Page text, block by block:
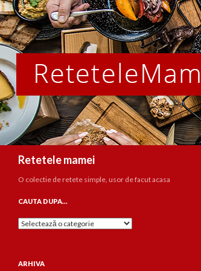
Retetele mamei
O colectie de retete simple, usor de facut acasa
CAUTA DUPA…
Cauta
ARHIVA